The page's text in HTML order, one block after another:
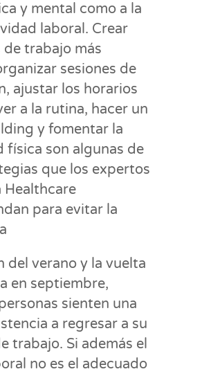
y mental como a la
laboral. Crear
de trabajo más
sesiones de
ajustar los horarios
a la rutina, hacer un
y fomentar la
física son algunas de
que los expertos
Healthcare
para evitar la
del verano y la vuelta
en septiembre,
sienten una
a regresar a su
trabajo. Si además el
no es el adecuado